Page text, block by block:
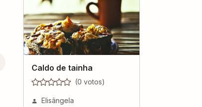
Caldo de tainha
(0 votos)
Elisângela